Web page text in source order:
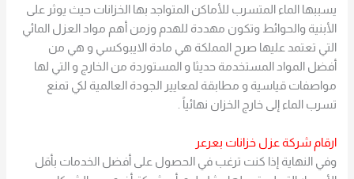
يسببها الماء المتسرب للأماكن المتواجد بها الخزانات حيث يوثر على
الأبنية والحوائط وتكون مهددة للهدم وزمن أهم مواد العزل المائي
التي تعتمد عليها صرح المملكة هي مادة الايبوكسي و هي من
أفضل المواد المستخدمة حديثا و المستوردة من الخارج و التي لها
مواصفات قياسية و مطابقة لمعايير الجودة العالمية لكي تمنع
تسرب الماء إلى خارج الخزان نهائياً .
ارقام شركة عزل خزانات بعرعر
وفي النهاية إذا كنت ترغب في الحصول على أفضل الخدمات بأقل